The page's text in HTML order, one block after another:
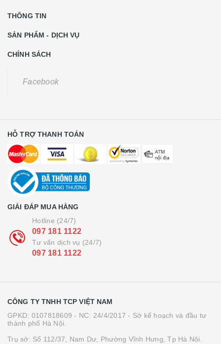
THÔNG TIN
SẢN PHẨM - DỊCH VỤ
CHÍNH SÁCH
Facebook
HỖ TRỢ THANH TOÁN
GIẢI ĐÁP MUA HÀNG
Hotline (24/7)
097 181 1122
Tư vấn dịch vụ (24/7)
097 181 1122
CÔNG TY TNHH TCP VIỆT NAM
GPKD: 0107818609 - NC: 24/4/2017 - Sở kế hoạch và đầu tư
thành phố Hà Nội.
Trụ sở: Số 112/37, Nam Dư, Phường Vĩnh Hưng, Tp Hà Nội.